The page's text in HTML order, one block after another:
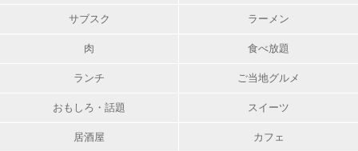
サブスク ラーメン
肉 食べ放題
ランチ ご当地グルメ
おもしろ・話題 スイーツ
居酒屋 カフェ